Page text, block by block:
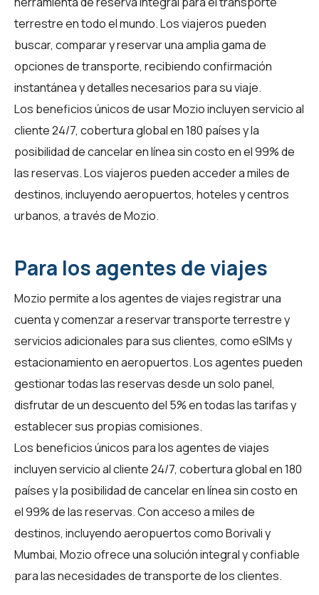
terrestre en todo el mundo. Los viajeros pueden
buscar, comparar y reservar una amplia gama de
opciones de transporte, recibiendo confirmación
instantánea y detalles necesarios para su viaje.
Los beneficios únicos de usar Mozio incluyen servicio al
cliente 24/7, cobertura global en 180 países y la
posibilidad de cancelar en línea sin costo en el 99% de
las reservas. Los viajeros pueden acceder a miles de
destinos, incluyendo aeropuertos, hoteles y centros
urbanos, a través deMozio.
Para los agentes de viajes
Mozio permite a losagentes de viajesregistrar una
cuenta y comenzar a reservar transporte terrestre y
servicios adicionales para sus clientes, como eSIMs y
estacionamiento en aeropuertos. Los agentes pueden
gestionar todas las reservas desde un solo panel,
disfrutar de un descuento del 5% en todas las tarifas y
establecer sus propias comisiones.
Los beneficios únicos para losagentes de viajes
incluyen servicio al cliente 24/7, cobertura global en 180
países y la posibilidad de cancelar en línea sin costo en
el 99% de las reservas. Con acceso a miles de
destinos, incluyendo aeropuertos como Borivali y
Mumbai, Mozio ofrece una solución integral y confiable
para las necesidades de transporte de los clientes.